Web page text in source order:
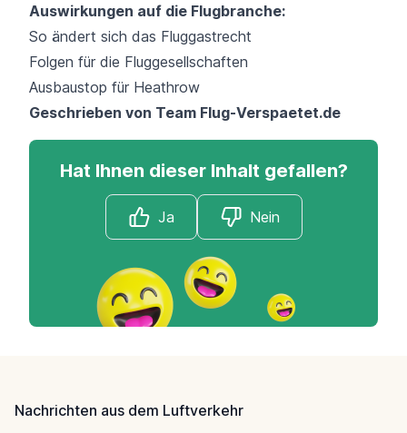
Auswirkungen auf die Flugbranche:
So ändert sich das Fluggastrecht
Folgen für die Fluggesellschaften
Ausbaustop für Heathrow
Geschrieben von Team Flug-Verspaetet.de
Hat Ihnen dieser Inhalt gefallen?
Ja Nein
Nachrichten aus dem Luftverkehr